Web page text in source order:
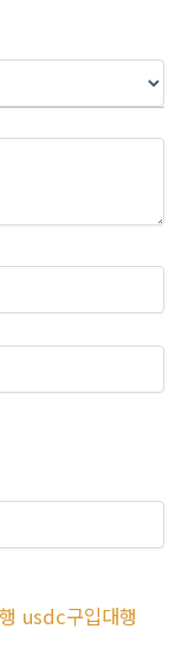
usdc구입대행